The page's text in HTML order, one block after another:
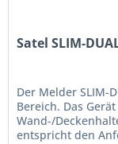
Satel SLIM-
Der Melder SLIM-
Bereich. Das
Wand-/
entspricht den